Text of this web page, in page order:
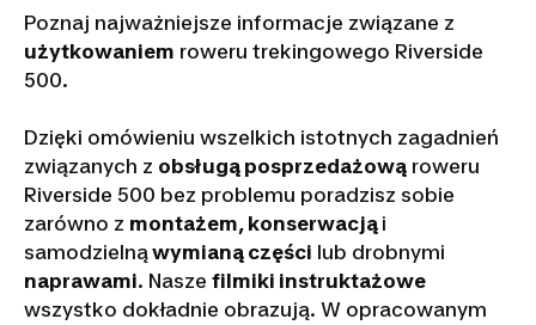
Poznaj najważniejsze informacje związane z
użytkowaniem roweru trekingowego Riverside
500.
Dzięki omówieniu wszelkich istotnych zagadnień
związanych z obsługą posprzedażową roweru
Riverside 500 bez problemu poradzisz sobie
zarówno z montażem, konserwacją i
samodzielnąwymianą części lub drobnymi
naprawami. Nasze filmiki instruktażowe
wszystko dokładnie obrazują. W opracowanym